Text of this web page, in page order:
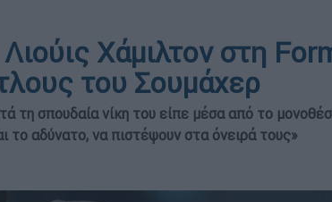
Χάμιλτον στη
του Σουμάχερ
τη σπουδαία νίκη του είπε μέσα από το
το αδύνατο, να πιστέψουν στα όνειρά τους»